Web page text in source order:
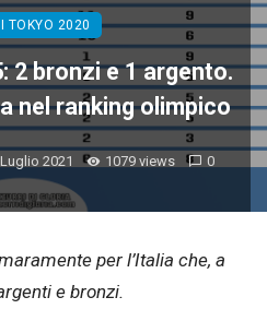
TOKYO 2020
2 bronzi e 1 argento.
nel ranking olimpico
2021 1079 views 0
per l’Italia che, a
e bronzi.